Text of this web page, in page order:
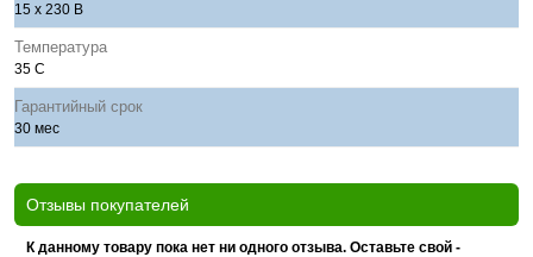
15 x 230 В
Температура
35 С
Гарантийный срок
30 мес
Отзывы покупателей
К данному товару пока нет ни одного отзыва. Оставьте свой -